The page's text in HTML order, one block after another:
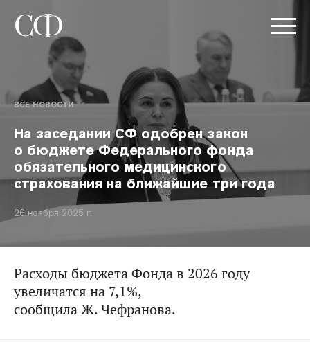
ВСЕ НОВОСТИ
На заседании СФ одобрен закон
о бюджете Федерального фонда
обязательного медицинского
страхования на ближайшие три года
26 ноября 2025 г.
Расходы бюджета Фонда в 2026 году
увеличатся на 7,1%,
сообщила Ж. Чефранова.